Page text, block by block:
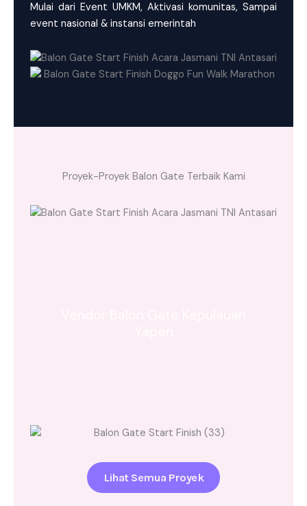
Mulai dari Event UMKM, Aktivasi komunitas, Sampai
event nasional & instansi emerintah
Proyek-Proyek Balon Gate Terbaik Kami
Lihat Semua Proyek